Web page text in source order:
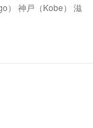
） 神戸（Kobe） 滋